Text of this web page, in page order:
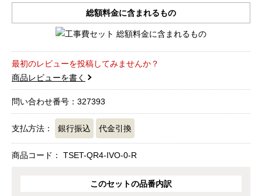
総額料金に含まれるもの
最初のレビューを投稿してみませんか？
商品レビューを書く
問い合わせ番号：327393
支払方法： 銀行振込 代金引換
商品コード： TSET-QR4-IVO-0-R
このセットの品番内訳